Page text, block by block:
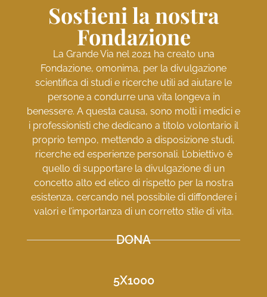
Sostieni la nostra
Fondazione
La Grande Via nel 2021 ha creato una
Fondazione, omonima, per la divulgazione
scientifica di studi e ricerche utili ad aiutare le
persone a condurre una vita longeva in
benessere. A questa causa, sono molti i medici e
i professionisti che dedicano a titolo volontario il
proprio tempo, mettendo a disposizione studi,
ricerche ed esperienze personali. L’obiettivo è
quello di supportare la divulgazione di un
concetto alto ed etico di rispetto per la nostra
esistenza, cercando nel possibile di diffondere i
valori e l’importanza di un corretto stile di vita.
DONA
5X1000